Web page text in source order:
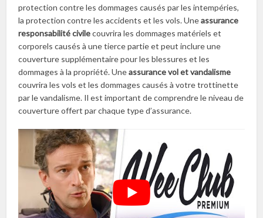
protection contre les dommages causés par les intempéries,
la protection contre les accidents et les vols. Uneassurance
responsabilité civilecouvrira les dommages matériels et
corporels causés à une tierce partie et peut inclure une
couverture supplémentaire pour les blessures et les
dommages à la propriété. Uneassurance vol et vandalisme
couvrira les vols et les dommages causés à votre trottinette
par le vandalisme. Il est important de comprendre le niveau de
couverture offert par chaque type d’assurance.